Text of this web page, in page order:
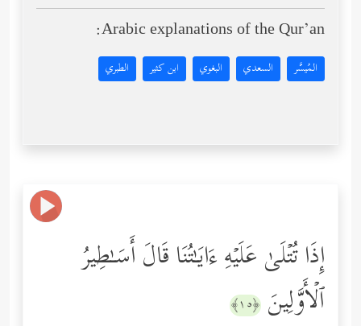
Arabic explanations of the Qur’an:
المُيسَّر السعدي البغوي ابن كثير الطبري
إِذَا تُتۡلَىٰ عَلَیۡهِ ءَایَـٰتُنَا قَالَ أَسَـٰطِیرُ
ٱلۡأَوَّلِینَ ﴿١٥﴾